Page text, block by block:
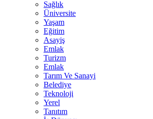
Sağlık
Üniversite
Yaşam
Eğitim
Asayiş
Emlak
Turizm
Emlak
Tarım Ve Sanayi
Belediye
Teknoloji
Yerel
Tanıtım